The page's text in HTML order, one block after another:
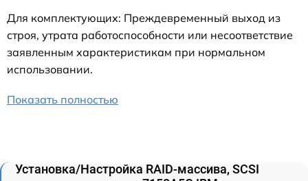
Для комплектующих: Преждевременный выход из
строя, утрата работоспособности или несоответствие
заявленным характеристикам при нормальном
использовании.
Показать полностью
Установка/Настройка RAID-массива, SCSI